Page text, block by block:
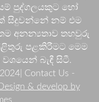
පුද්ගලයකුට හෝ
සිදුවන්නේ නම් එම
අනන්‍යතාව තහවුරු
පළකිරීමට මෙම
බැඳී සිටී.
Contact Us -
& develop by